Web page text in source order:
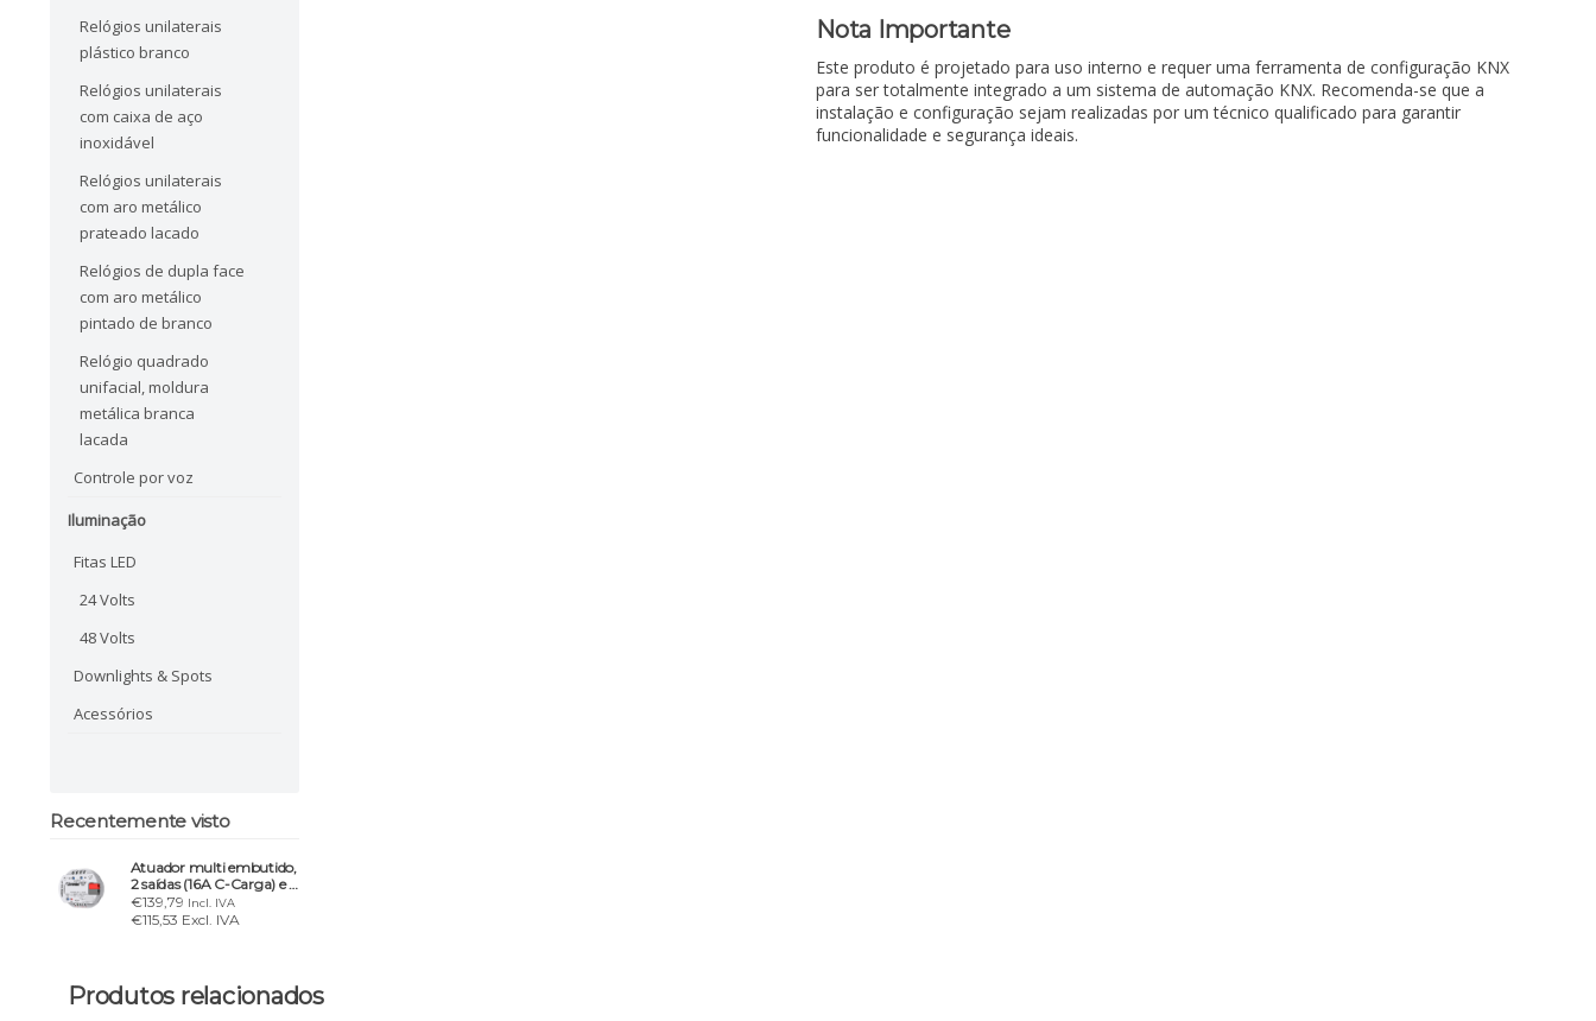
Relógios unilaterais
plástico branco
Relógios unilaterais
com caixa de aço
inoxidável
Relógios unilaterais
com aro metálico
prateado lacado
Relógios de dupla face
com aro metálico
pintado de branco
Relógio quadrado
unifacial, moldura
metálica branca
lacada
Controle por voz
Iluminação
Fitas LED
24 Volts
48 Volts
Downlights & Spots
Acessórios
Recentemente visto
Atuador multi embutido,
2 saídas (16A C-Carga) e 4
entradas A-D
€139,79 Incl. IVA
€115,53 Excl. IVA
Nota Importante
Este produto é projetado para uso interno e requer uma ferramenta de configuração KNX
para ser totalmente integrado a um sistema de automação KNX. Recomenda-se que a
instalação e configuração sejam realizadas por um técnico qualificado para garantir
funcionalidade e segurança ideais.
Produtos relacionados